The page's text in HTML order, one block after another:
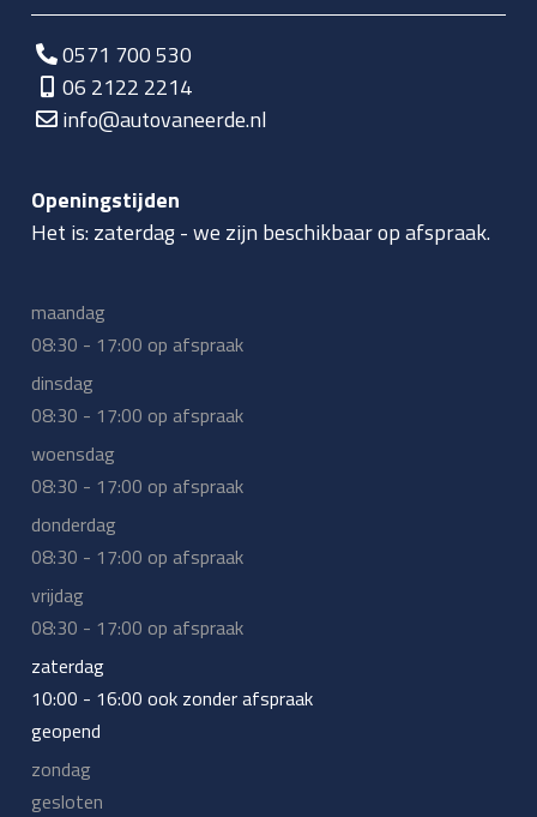
0571 700 530
06 2122 2214
info@autovaneerde.nl
Openingstijden
Het is:zaterdag-we zijn beschikbaar op afspraak.
maandag
08:30 - 17:00 op afspraak
dinsdag
08:30 - 17:00 op afspraak
woensdag
08:30 - 17:00 op afspraak
donderdag
08:30 - 17:00 op afspraak
vrijdag
08:30 - 17:00 op afspraak
zaterdag
10:00 - 16:00 ook zonder afspraak
geopend
zondag
gesloten